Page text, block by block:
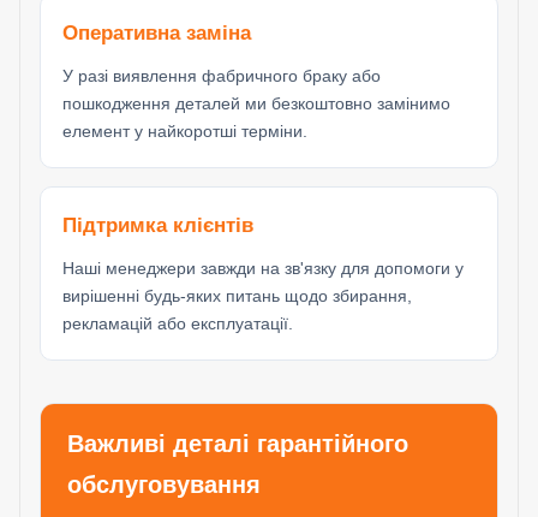
Оперативна заміна
У разі виявлення фабричного браку або
пошкодження деталей ми безкоштовно замінимо
елемент у найкоротші терміни.
Підтримка клієнтів
Наші менеджери завжди на зв'язку для допомоги у
вирішенні будь-яких питань щодо збирання,
рекламацій або експлуатації.
Важливі деталі гарантійного
обслуговування